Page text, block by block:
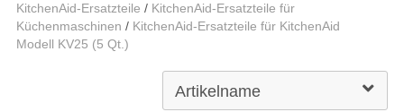
KitchenAid-Ersatzteile / KitchenAid-Ersatzteile für
Küchenmaschinen / KitchenAid-Ersatzteile für KitchenAid
Modell KV25 (5 Qt.)